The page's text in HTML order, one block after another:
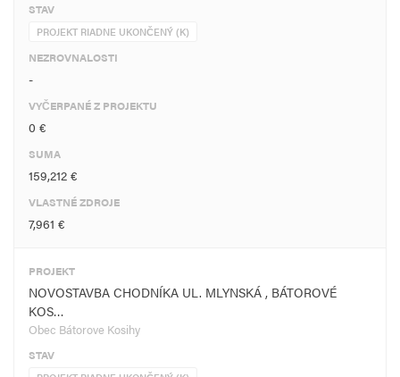
STAV
PROJEKT RIADNE UKONČENÝ (K)
NEZROVNALOSTI
-
VYČERPANÉ Z PROJEKTU
0 €
SUMA
159,212 €
VLASTNÉ ZDROJE
7,961 €
PROJEKT
NOVOSTAVBA CHODNÍKA UL. MLYNSKÁ , BÁTOROVÉ
KOS…
Obec Bátorove Kosihy
STAV